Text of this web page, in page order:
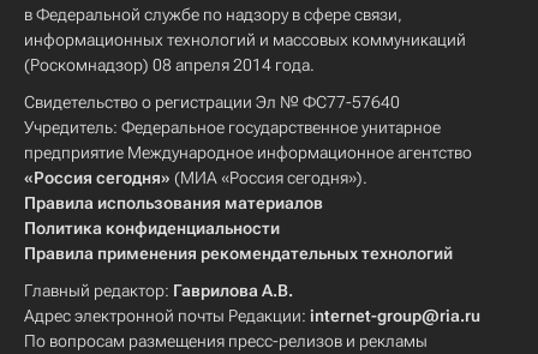
в Федеральной службе по надзору в сфере связи,
информационных технологий и массовых коммуникаций
(Роскомнадзор) 08 апреля 2014 года.
Свидетельство о регистрации Эл № ФС77-57640
Учредитель: Федеральное государственное унитарное
предприятие Международное информационное агентство
«Россия сегодня» (МИА «Россия сегодня»).
Правила использования материалов
Политика конфиденциальности
Правила применения рекомендательных технологий
Главный редактор: Гаврилова А.В.
Адрес электронной почты Редакции: internet-group@ria.ru
По вопросам размещения пресс-релизов и рекламы